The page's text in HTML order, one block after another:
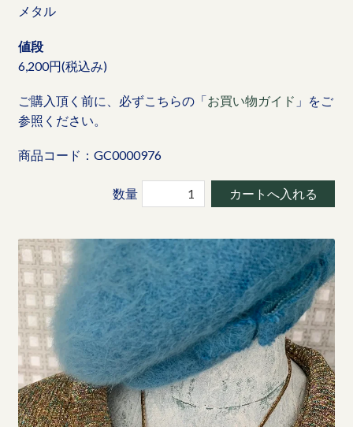
メタル
値段
6,200円(税込み)
ご購入頂く前に、必ずこちらの「お買い物ガイド 」をご
参照ください。
商品コード：GC0000976
数量